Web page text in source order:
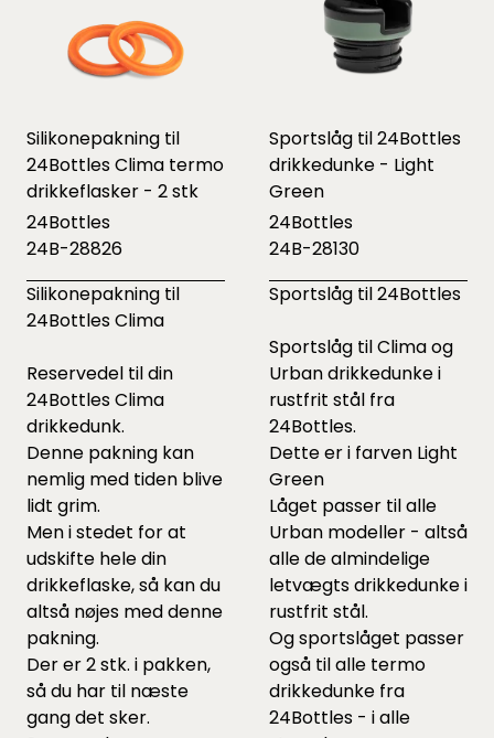
Silikonepakning til
24Bottles Clima termo
drikkeflasker - 2 stk
24Bottles
24B-28826
Silikonepakning til
24Bottles Clima
Reservedel til din
24Bottles Clima
drikkedunk.
Denne pakning kan
nemlig med tiden blive
lidt grim.
Men i stedet for at
udskifte hele din
drikkeflaske, så kan du
altså nøjes med denne
pakning.
Der er 2 stk. i pakken,
så du har til næste
gang det sker.
Sportslåg til 24Bottles
drikkedunke - Light
Green
24Bottles
24B-28130
Sportslåg til 24Bottles
Sportslåg til Clima og
Urban drikkedunke i
rustfrit stål fra
24Bottles.
Dette er i farven Light
Green
Låget passer til alle
Urban modeller - altså
alle de almindelige
letvægts drikkedunke i
rustfrit stål.
Og sportslåget passer
også til alle termo
drikkedunke fra
24Bottles - i alle